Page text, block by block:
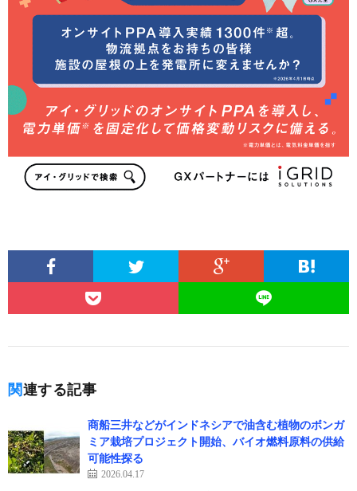
関連する記事
商船三井などがインドネシアで油含む植物のボンガ
ミア栽培プロジェクト開始、バイオ燃料原料の供給
可能性探る
2026.04.17